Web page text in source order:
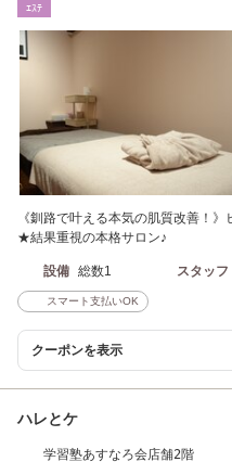
ｴｽﾃ
《釧路で叶える本気の肌質改善！
★結果重視の本格サロン♪
設備 総数1 スタッフ
スマート支払いOK
クーポンを表示
ハレとケ
学習塾あすなろ会店舗2階